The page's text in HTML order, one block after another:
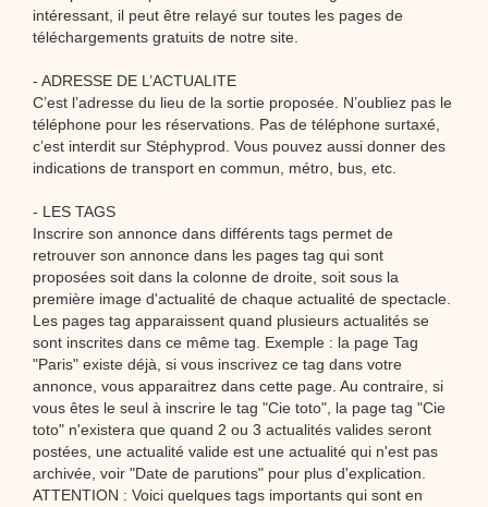
intéressant, il peut être relayé sur toutes les pages de
téléchargements gratuits de notre site.
- ADRESSE DE L’ACTUALITE
C’est l’adresse du lieu de la sortie proposée. N’oubliez pas le
téléphone pour les réservations. Pas de téléphone surtaxé,
c’est interdit sur Stéphyprod. Vous pouvez aussi donner des
indications de transport en commun, métro, bus, etc.
- LES TAGS
Inscrire son annonce dans différents tags permet de
retrouver son annonce dans les pages tag qui sont
proposées soit dans la colonne de droite, soit sous la
première image d'actualité de chaque actualité de spectacle.
Les pages tag apparaissent quand plusieurs actualités se
sont inscrites dans ce même tag. Exemple : la page Tag
"Paris" existe déjà, si vous inscrivez ce tag dans votre
annonce, vous apparaitrez dans cette page. Au contraire, si
vous êtes le seul à inscrire le tag "Cie toto", la page tag "Cie
toto" n'existera que quand 2 ou 3 actualités valides seront
postées, une actualité valide est une actualité qui n'est pas
archivée, voir "Date de parutions" pour plus d'explication.
ATTENTION : Voici quelques tags importants qui sont en